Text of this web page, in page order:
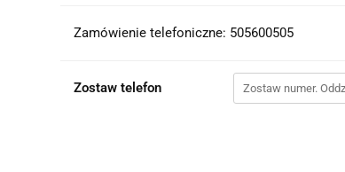
Zamówienie telefoniczne: 505600505
Zostaw telefon